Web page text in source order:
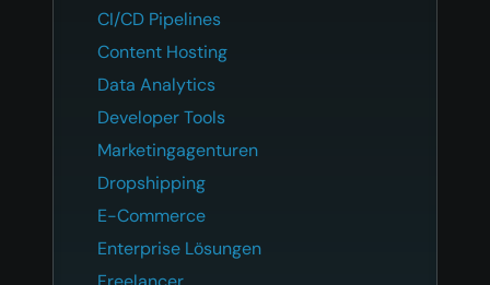
CI/CD Pipelines
Content Hosting
Data Analytics
Developer Tools
Marketingagenturen
Dropshipping
E-Commerce
Enterprise Lösungen